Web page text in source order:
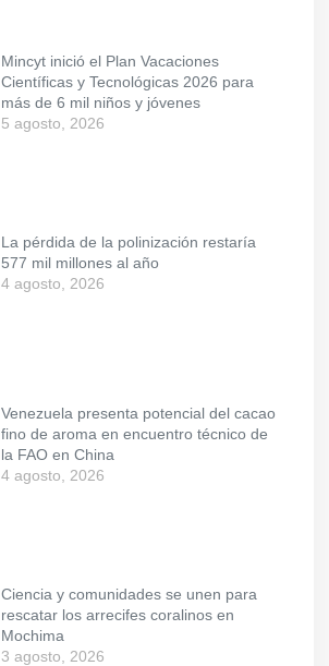
Mincyt inició el Plan Vacaciones
Científicas y Tecnológicas 2026 para
más de 6 mil niños y jóvenes
5 agosto, 2026
La pérdida de la polinización restaría
577 mil millones al año
4 agosto, 2026
Venezuela presenta potencial del cacao
fino de aroma en encuentro técnico de
la FAO en China
4 agosto, 2026
Ciencia y comunidades se unen para
rescatar los arrecifes coralinos en
Mochima
3 agosto, 2026